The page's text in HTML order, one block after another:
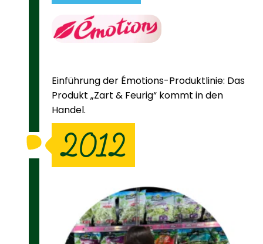
Einführung der Émotions-Produktlinie: Das
Produkt „Zart & Feurig“ kommt in den
Handel.
2012